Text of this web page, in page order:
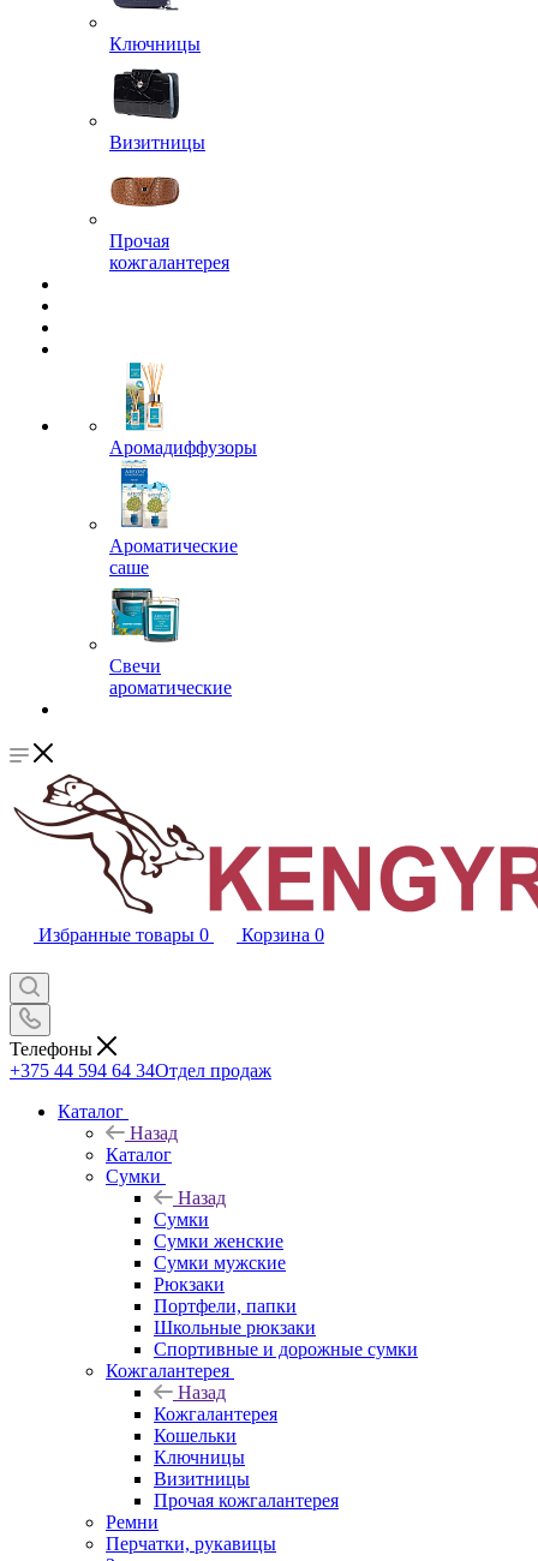
Ключницы
Визитницы
Прочая
кожгалантерея
Аромадиффузоры
Ароматические
саше
Свечи
ароматические
Избранные товары 0 Корзина 0
Телефоны
+375 44 594 64 34Отдел продаж
Каталог
Назад
Каталог
Сумки
Назад
Сумки
Сумки женские
Сумки мужские
Рюкзаки
Портфели, папки
Школьные рюкзаки
Спортивные и дорожные сумки
Кожгалантерея
Назад
Кожгалантерея
Кошельки
Ключницы
Визитницы
Прочая кожгалантерея
Ремни
Перчатки, рукавицы